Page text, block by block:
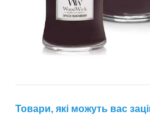
Товари, які можуть вас